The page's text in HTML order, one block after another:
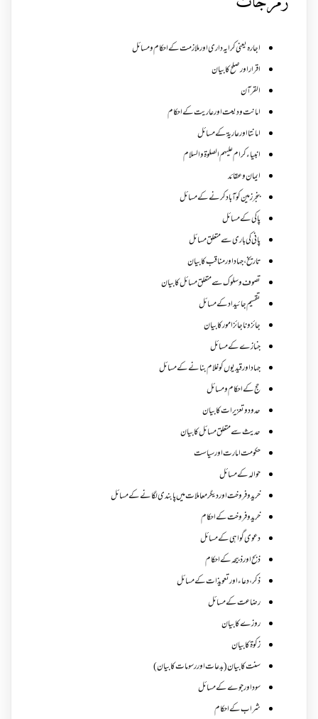
اجارہ یعنی کرایہ داری اور ملازمت کے احکام و مسائل
اقرار اور صلح کا بیان
القرآن
امانت ودیعت اورعاریت کے احکام
امانتا اور عاریة کے مسائل
انبیاء کرام علیہم الصلوۃ والسلام
ایمان وعقائد
بنجر زمین کو آباد کرنے کے مسائل
پاکی کے مسائل
پانی کی باری سے متعلق مسائل
تاریخ،جہاد اور مناقب کا بیان
تصوف و سلوک سے متعلق مسائل کا بیان
تقسیم جائیداد کے مسائل
جائز و ناجائزامور کا بیان
جنازے کےمسائل
جہاد اور قیدیوں کو غلام بنانے کے مسائل
حج کے احکام ومسائل
حدود و تعزیرات کا بیان
حدیث سے متعلق مسائل کا بیان
حکومت امارت اور سیاست
حوالہ کے مسائل
خرید و فروخت اور دیگر معاملات میں پابندی لگانے کے مسائل
خرید و فروخت کے احکام
دعوی گواہی کے مسائل
ذبح اور ذبیحہ کے احکام
ذکر،دعاء اور تعویذات کے مسائل
رضاعت کے مسائل
روزے کا بیان
زکوة کابیان
سنت کا بیان (بدعات اور رسومات کا بیان)
سود اور جوے کے مسائل
شراب کے احکام